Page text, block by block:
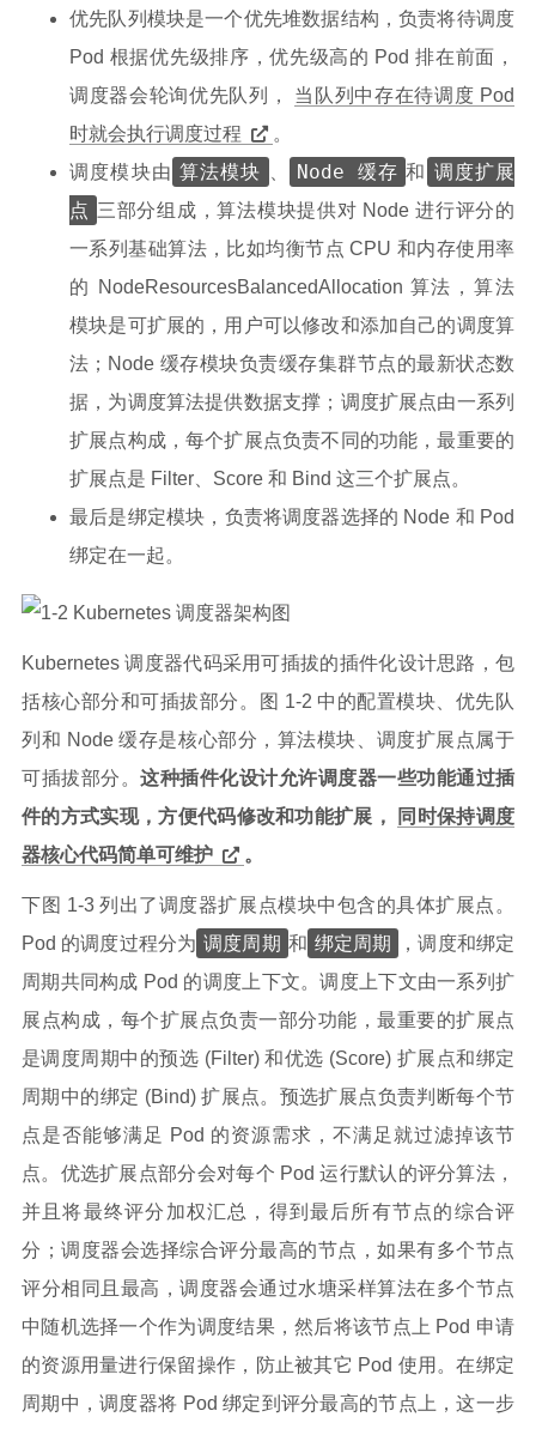
优先队列模块是一个优先堆数据结构，负责将待调度
Pod 根据优先级排序，优先级高的 Pod 排在前面，
调度器会轮询优先队列， 当队列中存在待调度 Pod
时就会执行调度过程
。
调度模块由 算法模块 Node 缓存 和 调度扩展
点 三部分组成，算法模块提供对 Node 进行评分的
一系列基础算法，比如均衡节点 CPU 和内存使用率
的 NodeResourcesBalancedAllocation 算法，算法
模块是可扩展的，用户可以修改和添加自己的调度算
法；Node 缓存模块负责缓存集群节点的最新状态数
据，为调度算法提供数据支撑；调度扩展点由一系列
扩展点构成，每个扩展点负责不同的功能，最重要的
扩展点是 Filter、Score 和 Bind 这三个扩展点。
最后是绑定模块，负责将调度器选择的 Node 和 Pod
绑定在一起。
Kubernetes 调度器代码采用可插拔的插件化设计思路，包
括核心部分和可插拔部分。图 1-2 中的配置模块、优先队
列和 Node 缓存是核心部分，算法模块、调度扩展点属于
可插拔部分。 这种插件化设计允许调度器一些功能通过插
件的方式实现，方便代码修改和功能扩展，
同时保持调度
器核心代码简单可维护
。
下图 1-3 列出了调度器扩展点模块中包含的具体扩展点。
Pod 的调度过程分为 调度周期 和 绑定周期
，调度和绑定
周期共同构成 Pod 的调度上下文。调度上下文由一系列扩
展点构成，每个扩展点负责一部分功能，最重要的扩展点
是调度周期中的预选 (Filter) 和优选 (Score) 扩展点和绑定
周期中的绑定 (Bind) 扩展点。预选扩展点负责判断每个节
点是否能够满足 Pod 的资源需求，不满足就过滤掉该节
点。优选扩展点部分会对每个 Pod 运行默认的评分算法，
并且将最终评分加权汇总，得到最后所有节点的综合评
分；调度器会选择综合评分最高的节点，如果有多个节点
评分相同且最高，调度器会通过水塘采样算法在多个节点
中随机选择一个作为调度结果，然后将该节点上 Pod 申请
的资源用量进行保留操作，防止被其它 Pod 使用。在绑定
周期中，调度器将 Pod 绑定到评分最高的节点上，这一步